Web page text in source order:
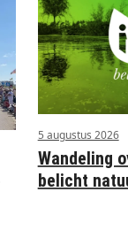
5 augustus 2026
Wandeling
belicht